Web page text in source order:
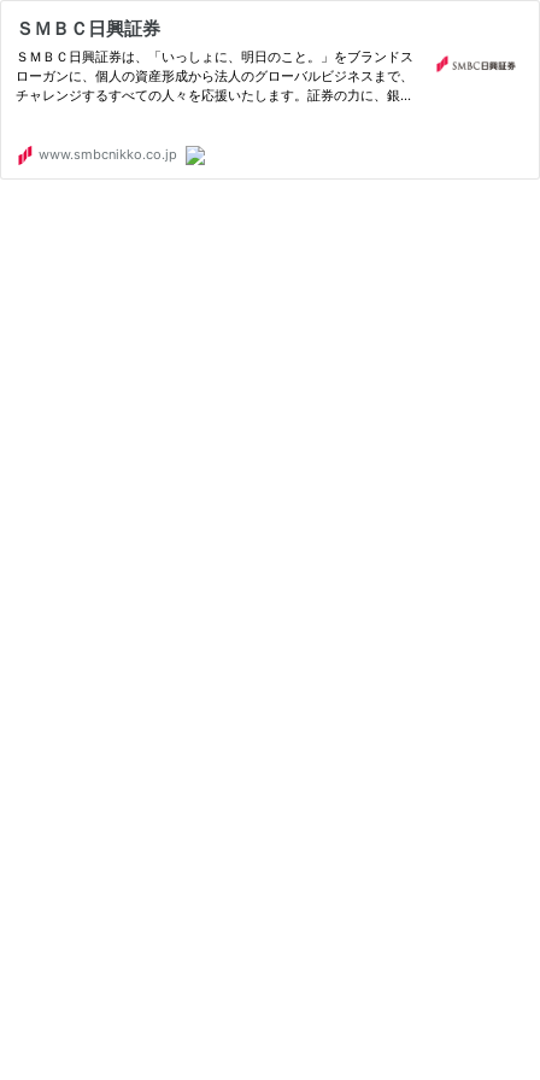
ＳＭＢＣ日興証券
ＳＭＢＣ日興証券は、「いっしょに、明日のこと。」をブランドス
ローガンに、個人の資産形成から法人のグローバルビジネスまで、
チャレンジするすべての人々を応援いたします。証券の力に、銀行
www.smbcnikko.co.jp